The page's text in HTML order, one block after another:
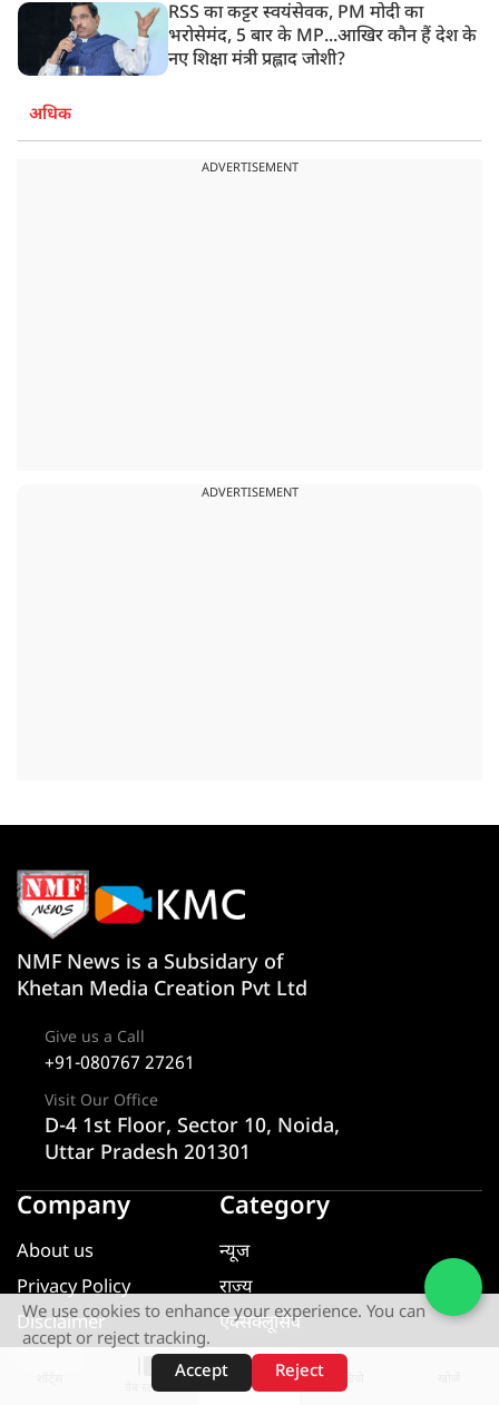
RSS का कट्टर स्वयंसेवक, PM मोदी का
भरोसेमंद, 5 बार के MP...आखिर कौन हैं देश के
नए शिक्षा मंत्री प्रह्लाद जोशी?
अधिक
ADVERTISEMENT
ADVERTISEMENT
वेब स्टोरीज़
NMF News is a Subsidary of
Khetan Media Creation Pvt Ltd
Give us a Call
+91-080767 27261
Visit Our Office
D-4 1st Floor, Sector 10, Noida,
Uttar Pradesh 201301
Company
About us
Privacy Policy
Disclaimer
Category
न्यूज
राज्य
एक्सक्लूसिव
यूटीलिटी
खेल
We use cookies to enhance your experience. You can
accept or reject tracking.
Accept
Reject